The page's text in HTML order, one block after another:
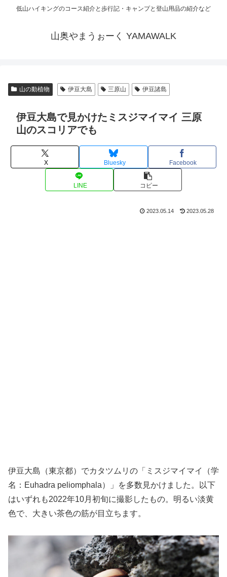
低山ハイキングのコース紹介と歩行記・キャンプと登山用品の紹介など
山奥やまうぉーく YAMAWALK
山の動植物 伊豆大島 三原山 伊豆諸島
伊豆大島で見かけたミスジマイマイ 三原
山のスコリアでも
X Bluesky Facebook
LINE コピー
2023.05.14 2023.05.28
伊豆大島（東京都）でカタツムリの「ミスジマイマイ（学
名：Euhadra peliomphala）」を多数見かけました。以下
はいずれも2022年10月初旬に撮影したもの。明るい淡黄
色で、大きい茶色の筋が目立ちます。